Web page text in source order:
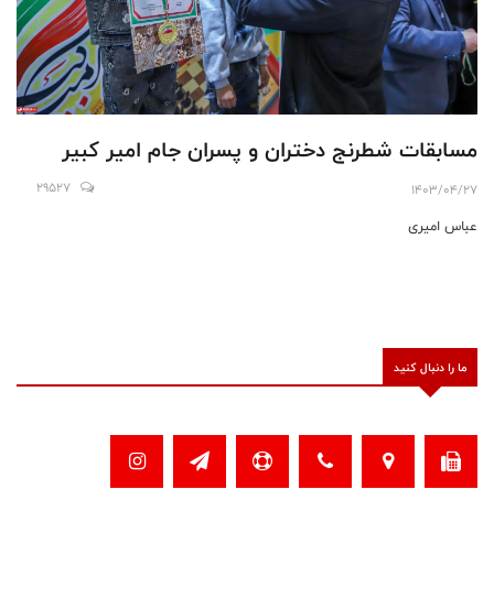
مسابقات شطرنج دختران و پسران جام امیر کبیر
1403/04/27
29527
عباس امیری
ما را دنبال کنید